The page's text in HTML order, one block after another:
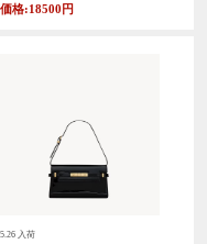
格:18500円
入荷